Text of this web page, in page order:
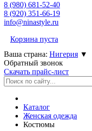
8 (980) 681-52-40
8 (920) 351-66-19
info@ninastyle.ru
Корзина пуста
Ваша страна: Нигерия ▼
Обратный звонок
Скачать прайс-лист
Каталог
Женская одежда
Костюмы